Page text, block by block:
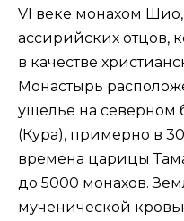
VI веке монахом
ассирийских отцов,
в качестве
Монастырь
ущелье на северном
(Кура), примерно в
времена царицы
до 5000 монахов.
мученической